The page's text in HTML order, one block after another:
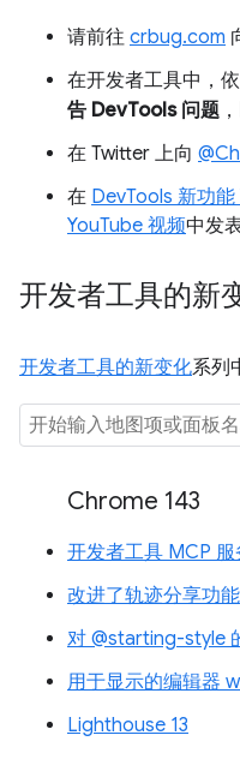
请前往 crbug.com
在开发者工具中，
告 DevTools 问题
在 Twitter 上向
在 DevTools 新功
YouTube 视频中发
开发者工具的新
开发者工具的新变化系列
Chrome 143
开发者工具 MCP
改进了轨迹分享功能
对 @starting-style
用于显示的编辑器
Lighthouse 13